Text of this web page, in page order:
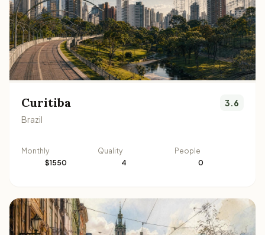
Curitiba
Brazil
3.6
Monthly
$1550
Quality
4
People
0